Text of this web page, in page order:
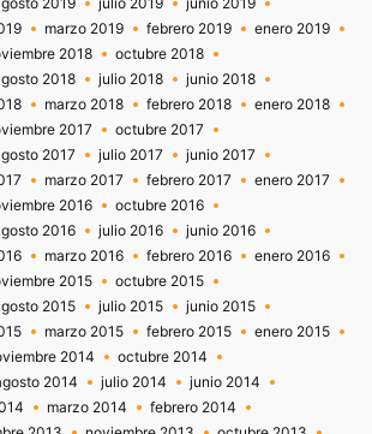
marzo 2019 febrero 2019
enero 2019
2018
octubre 2018
2018 julio 2018
junio 2018
marzo 2018 febrero 2018
enero 2018
2017
octubre 2017
2017 julio 2017
junio 2017
marzo 2017 febrero 2017
enero 2017
2016
octubre 2016
2016 julio 2016
junio 2016
marzo 2016 febrero 2016
enero 2016
2015
octubre 2015
2015 julio 2015
junio 2015
marzo 2015 febrero 2015
enero 2015
2014
octubre 2014
2014 julio 2014
junio 2014
marzo 2014
febrero 2014